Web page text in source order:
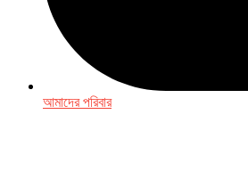
আমাদের পরিবার